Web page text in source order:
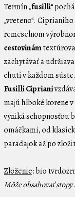
Termín „fusilli“
„vreteno“.
remeselnom
cestovinám
zachytávať a
chutí v každom súste.
Fusilli Cipriani
majú hlboké korene
vyniká schopnosťou
omáčkami, od
paradajok až po
Zloženie: bio
Môže obsahovať